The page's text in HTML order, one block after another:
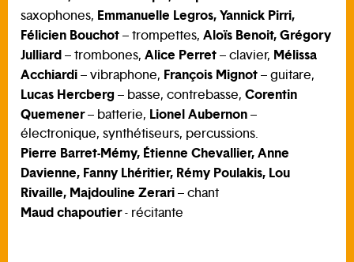
saxophones, Emmanuelle Legros, Yannick Pirri,
Félicien Bouchot– trompettes, Aloïs Benoit, Grégory
Julliard– trombones, Alice Perret– clavier, Mélissa
Acchiardi– vibraphone, François Mignot– guitare,
Lucas Hercberg– basse, contrebasse, Corentin
Quemener– batterie, Lionel Aubernon–
électronique, synthétiseurs, percussions.
Pierre Barret-Mémy, Étienne Chevallier, Anne
Davienne, Fanny Lhéritier, Rémy Poulakis, Lou
Rivaille, Majdouline Zerari– chant
Maud chapoutier- récitante